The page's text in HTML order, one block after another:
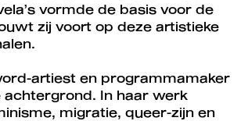
vormde de basis voor de
zij voort op deze artistieke
artiest en programmamaker
achtergrond. In haar werk
migratie, queer-zijn en